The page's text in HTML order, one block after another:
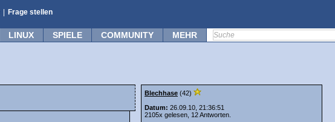
Frage stellen
LINUX SPIELE COMMUNITY MEHR
Blechhase (42)
Datum: 26.09.10, 21:36:51
2105x gelesen, 12 Antworten.